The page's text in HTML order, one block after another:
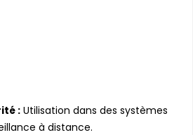
: Utilisation dans des systèmes
à distance.